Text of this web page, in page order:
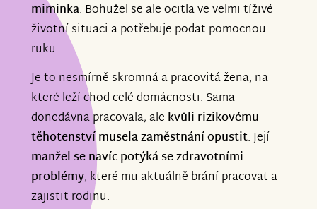
miminka. Bohužel se ale ocitla ve velmi tíživé
životní situaci a potřebuje podat pomocnou
ruku.
Je to nesmírně skromná a pracovitá žena, na
které leží chod celé domácnosti. Sama
donedávna pracovala, ale kvůli rizikovému
těhotenství musela zaměstnáníopustit. Její
manžel se navíc potýká se zdravotními
problémy, které mu aktuálně brání pracovat a
zajistit rodinu.